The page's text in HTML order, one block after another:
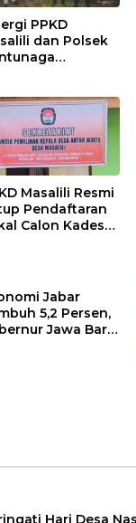
PPKD
dan Polsek
Masalili Resmi
Pendaftaran
Calon Kades
Jabar
5,2 Persen,
Jawa Barat
Hari Desa